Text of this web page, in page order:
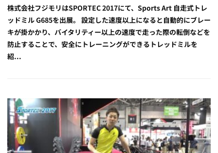
株式会社フジモリはSPORTEC 2017にて、Sports Art 自走式トレ
ッドミル G685を出展。 設定した速度以上になると自動的にブレー
キが掛かかり、バイタリティー以上の速度で走った際の転倒などを
防止することで、安全にトレーニングができるトレッドミルを
紹...